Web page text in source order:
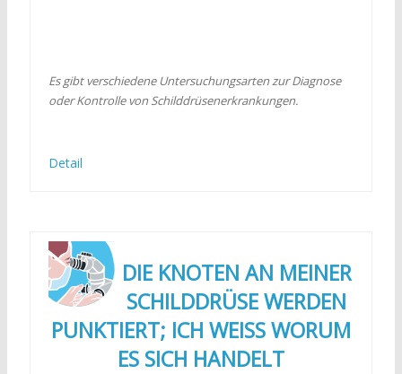
Es gibt verschiedene Untersuchungsarten zur Diagnose
oder Kontrolle von Schilddrüsenerkrankungen.
Detail
DIE KNOTEN AN MEINER
SCHILDDRÜSE WERDEN
PUNKTIERT; ICH WEISS WORUM
ES SICH HANDELT